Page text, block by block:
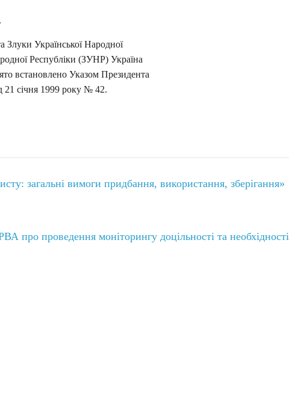
Української Народної
Республіки (ЗУНР) Україна
встановлено Указом Президента
21 січня 1999 року № 42.
загальні вимоги придбання, використання, зберігання»
про проведення моніторингу доцільності та необхідності